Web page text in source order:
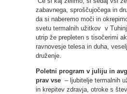
zabavnega, sproščujočega in
da si naberemo moči in
svetu termalnih užitkov v
utrip že prepleten s tisočerimi
ravnovesje telesa in duha,
druženje.
Poletni program v juliju in
prav vse – ljubitelje termalnih
in krepitev zdravja, otroke s